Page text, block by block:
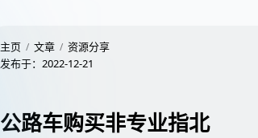
主页 文章
资源分享
发布于： 2022-12-21
公路车购买非专业指北